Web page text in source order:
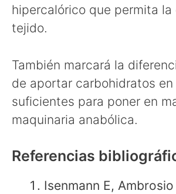
hipercalórico que permita la
tejido.
También marcará la
de aportar carbohidratos
suficientes para poner en
maquinaria anabólica.
Referencias
Isenmann E, Ambrosio